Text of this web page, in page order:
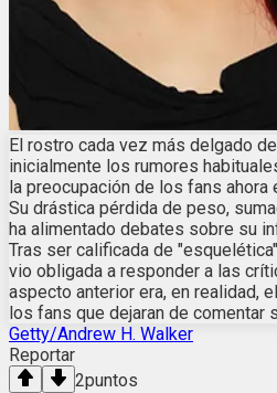
El rostro cada vez más delgado
inicialmente los rumores
la preocupación de los fans ahora
Su drástica pérdida de peso,
ha alimentado debates sobre su
Tras ser calificada de
vio obligada a responder a las
aspecto anterior era, en realidad,
los fans que dejaran de comentar
Getty/Andrew H. Walker
Reportar
2puntos